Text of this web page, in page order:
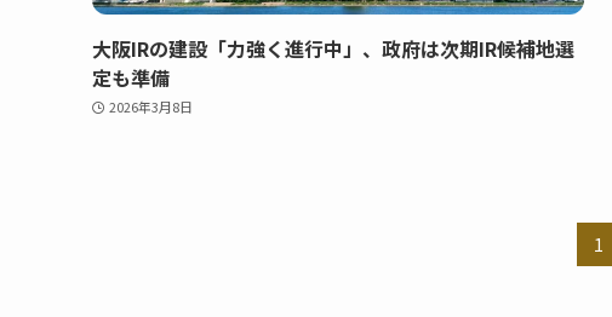
大阪IRの建設「力強く進行中」、政府は次期IR候補地選
定も準備
2026年3月8日
1